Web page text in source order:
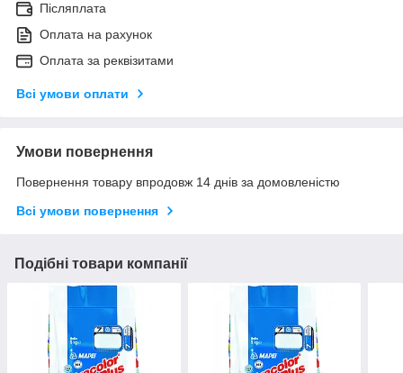
Післяплата
Оплата на рахунок
Оплата за реквізитами
Всі умови оплати
Умови повернення
Повернення товару впродовж 14 днів за домовленістю
Всі умови повернення
Подібні товари компанії